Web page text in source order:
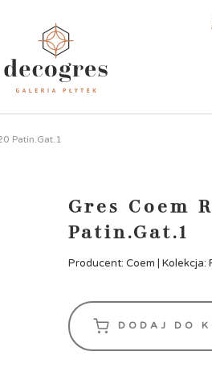
Patin.Gat.1
Gres Coem
Patin.Gat.1
Producent: Coem | Kolekcja:
DODAJ DO